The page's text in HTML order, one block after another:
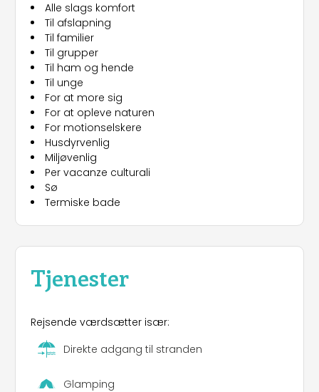
Alle slags komfort
Til afslapning
Til familier
Til grupper
Til ham og hende
Til unge
For at more sig
For at opleve naturen
For motionselskere
Husdyrvenlig
Miljøvenlig
Per vacanze culturali
Sø
Termiske bade
Tjenester
Rejsende værdsætter især:
Direkte adgang til stranden
Glamping